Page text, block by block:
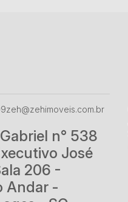
zeh@zehimoveis.com.br
n° 538
José
206 -
Andar -